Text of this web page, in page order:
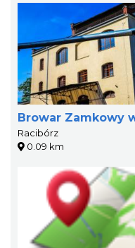
Browar Zamkowy
Racibórz
0.09 km